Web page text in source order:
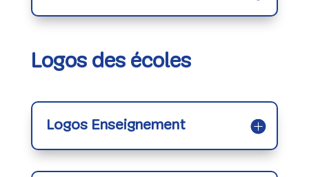
Logos des écoles
Logos Enseignement